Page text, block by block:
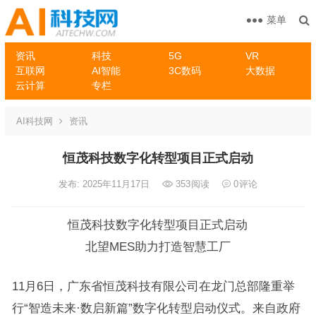
资讯 科技 5G
VR
互联网
AI智能 3C数码
大数据
云计算
专栏
菜单
AI科技网 资讯
恒茂科技数字化转型项目正式启动
发布: 2025年11月17日 353阅读 0评论
恒茂科技数字化转型项目正式启动
北望MES助力打造智慧工厂
11月6日，广东省恒茂科技有限公司在龙门总部隆重举
行“智造未来·数启新篇”数字化转型启动仪式。来自政府